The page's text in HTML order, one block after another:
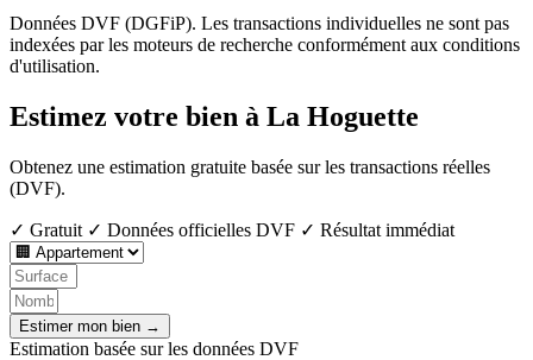
Données DVF (DGFiP). Les transactions individuelles ne sont pas
indexées par les moteurs de recherche conformément aux conditions
d'utilisation.
Estimez votre bien à La Hoguette
Obtenez une estimation gratuite basée sur les transactions réelles
(DVF).
✓ Gratuit ✓ Données officielles DVF ✓ Résultat immédiat
Estimer mon bien →
Estimation basée sur les données DVF